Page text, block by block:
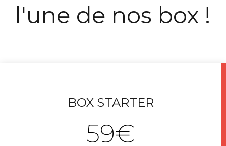
l'une de nos box !
BOX STARTER
59€